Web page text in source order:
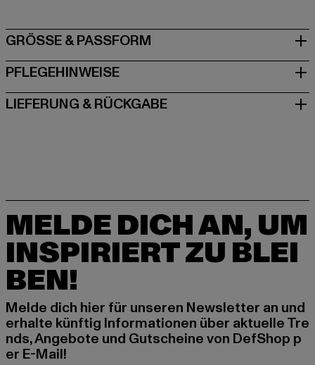
GRÖSSE & PASSFORM
PFLEGEHINWEISE
LIEFERUNG & RÜCKGABE
MELDE DICH AN, UM
INSPIRIERT ZU BLEI
BEN!
Melde dich hier für unseren Newsletter an und
erhalte künftig Informationen über aktuelle Tre
nds, Angebote und Gutscheine von DefShop p
er E-Mail!